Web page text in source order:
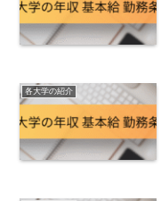
各大学の紹介